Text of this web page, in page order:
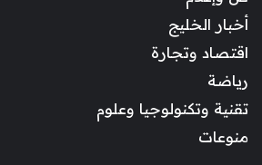
أخبار الخليج
اقتصاد وتجارة
رياضة
تقنية وتكنولوجيا وعلوم
منوعات